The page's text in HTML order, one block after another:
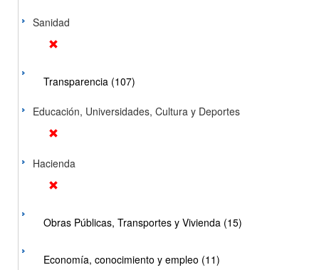
Sanidad
Transparencia (107)
Educación, Universidades, Cultura y Deportes
Hacienda
Obras Públicas, Transportes y Vivienda (15)
Economía, conocimiento y empleo (11)